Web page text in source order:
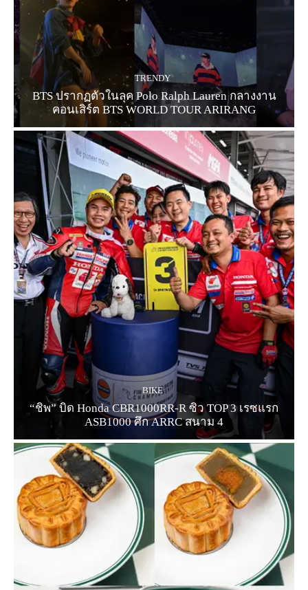
TRENDY
BTS ปรากฏตัวในลุค Polo Ralph Lauren กลางงาน
คอนเสิร์ต BTS WORLD TOUR ARIRANG
BIKE
“ชิพ” บิด Honda CBR1000RR-R ซิว TOP 3 เรซแรก
ASB1000 ศึก ARRC สนาม 4